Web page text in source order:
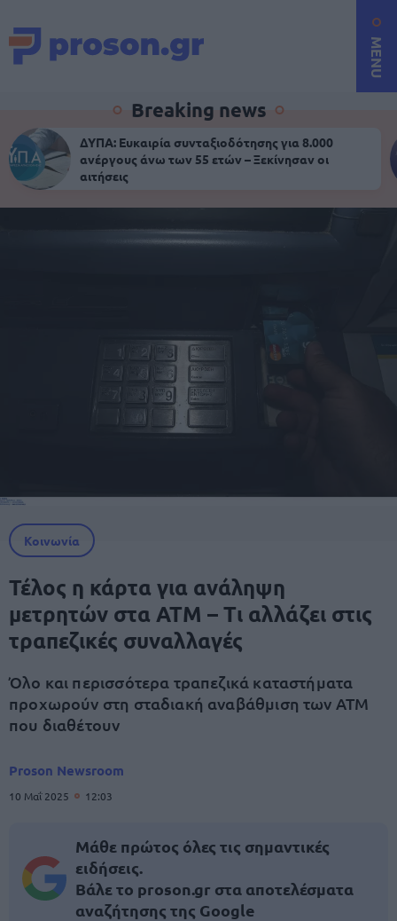
MENU
Breaking news
ΔΥΠΑ: Ευκαιρία συνταξιοδότησης για 8.000
ανέργους άνω των 55 ετών – Ξεκίνησαν οι
αιτήσεις
Κοινωνία
Τέλος η κάρτα για ανάληψη
μετρητών στα ΑΤΜ – Τι αλλάζει στις
τραπεζικές συναλλαγές
Όλο και περισσότερα τραπεζικά καταστήματα
προχωρούν στη σταδιακή αναβάθμιση των ΑΤΜ
που διαθέτουν
Proson Newsroom
10 Μαΐ 2025 12:03
Μάθε πρώτος όλες τις σημαντικές
ειδήσεις.
Βάλε το proson.gr στα αποτελέσματα
αναζήτησης της Google